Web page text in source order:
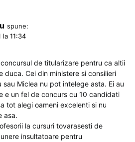
spune:
la 11:34
de titularizare pentru ca altii
duca. Cei din ministere si consilieri
sau Miclea nu pot intelege asta. Ei au
e un fel de concurs cu 10 candidati
tot alegi oameni excelenti si nu
asa.
la cursuri tovarasesti de
insultatoare pentru